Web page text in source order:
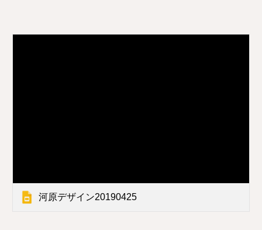
河原デザイン20190425